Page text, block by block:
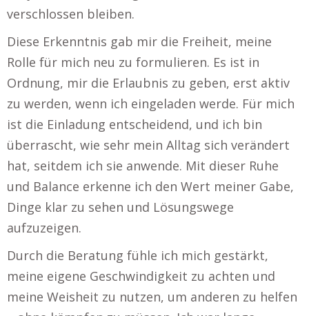
verschlossen bleiben.
Diese Erkenntnis gab mir die Freiheit, meine
Rolle für mich neu zu formulieren. Es ist in
Ordnung, mir die Erlaubnis zu geben, erst aktiv
zu werden, wenn ich eingeladen werde. Für mich
ist die Einladung entscheidend, und ich bin
überrascht, wie sehr mein Alltag sich verändert
hat, seitdem ich sie anwende. Mit dieser Ruhe
und Balance erkenne ich den Wert meiner Gabe,
Dinge klar zu sehen und Lösungswege
aufzuzeigen.
Durch die Beratung fühle ich mich gestärkt,
meine eigene Geschwindigkeit zu achten und
meine Weisheit zu nutzen, um anderen zu helfen